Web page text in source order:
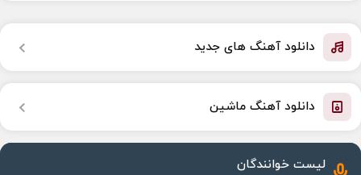
دانلود آهنگ های جدید
دانلود آهنگ ماشین
لیست خوانندگان